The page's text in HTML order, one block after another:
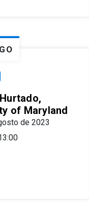
of Maryland
de 2023